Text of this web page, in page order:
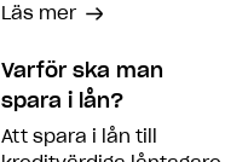
Läs mer
Varför ska man
spara i lån?
Att spara i lån till